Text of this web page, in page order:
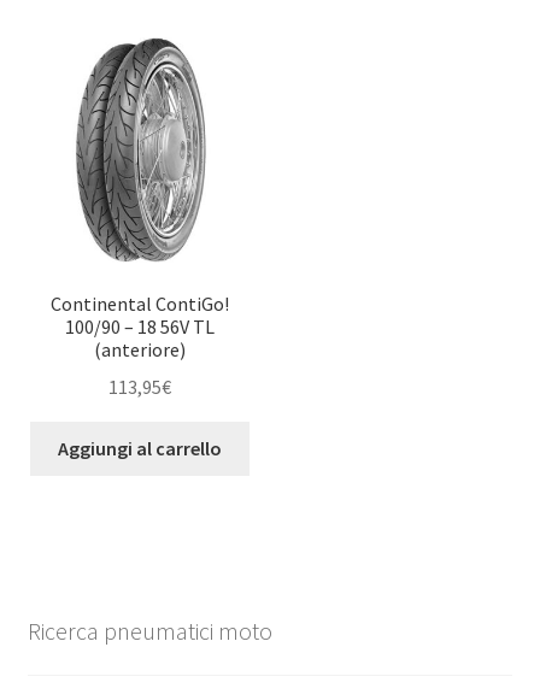
Continental ContiGo!
100/90 – 18 56V TL
(anteriore)
113,95€
Aggiungi al carrello
Ricerca pneumatici moto